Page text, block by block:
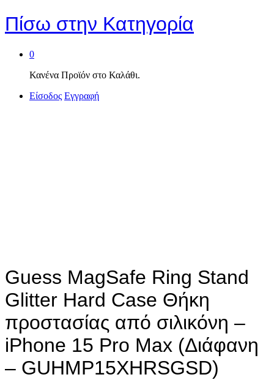
Πίσω στην Κατηγορία
0
Κανένα Προϊόν στο Καλάθι.
Είσοδος Εγγραφή
Guess MagSafe Ring Stand
Glitter Hard Case Θήκη
προστασίας από σιλικόνη –
iPhone 15 Pro Max (Διάφανη
– GUHMP15XHRSGSD)